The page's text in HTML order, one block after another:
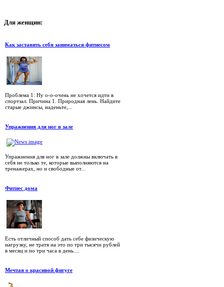
Для женщин:
Как заставить себя заниматься фитнесом
Проблема 1: Ну о-о-очень не хочется идти в
спортзал. Причина 1. Природная лень. Найдите
старые джинсы, наденьте,...
Упражнения для ног в зале
Упражнения для ног в зале должны включать в
себя не только те, которые выполняются на
тренажерах, но и свободные от...
Фитнес дома
Есть отличный способ дать себе физическую
нагрузку, не тратя на это по три тысячи рублей
в месяц и по три часа в день....
Мечтая о красивой фигуге